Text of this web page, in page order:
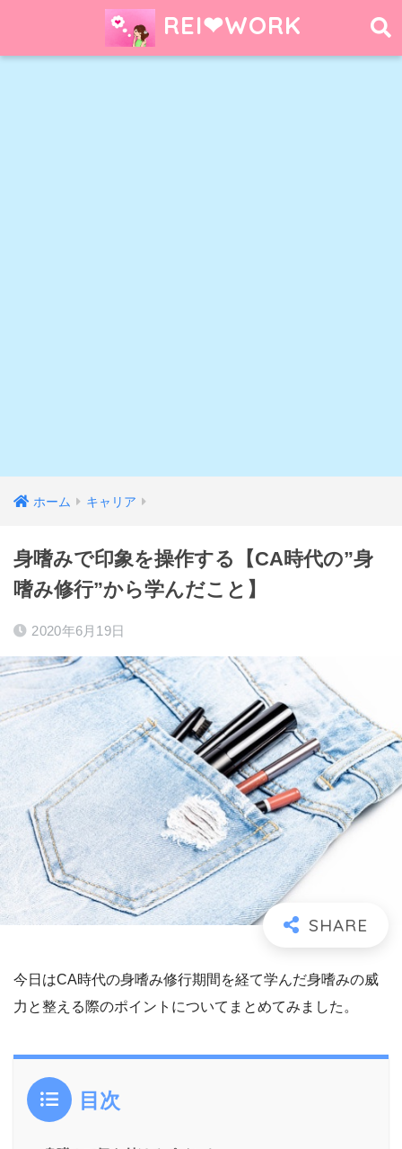
REI❤︎WORK
ホーム キャリア
身嗜みで印象を操作する【CA時代の”身
嗜み修行”から学んだこと】
2020年6月19日
今日はCA時代の身嗜み修行期間を経て学んだ身嗜みの威
力と整える際のポイントについてまとめてみました。
目次